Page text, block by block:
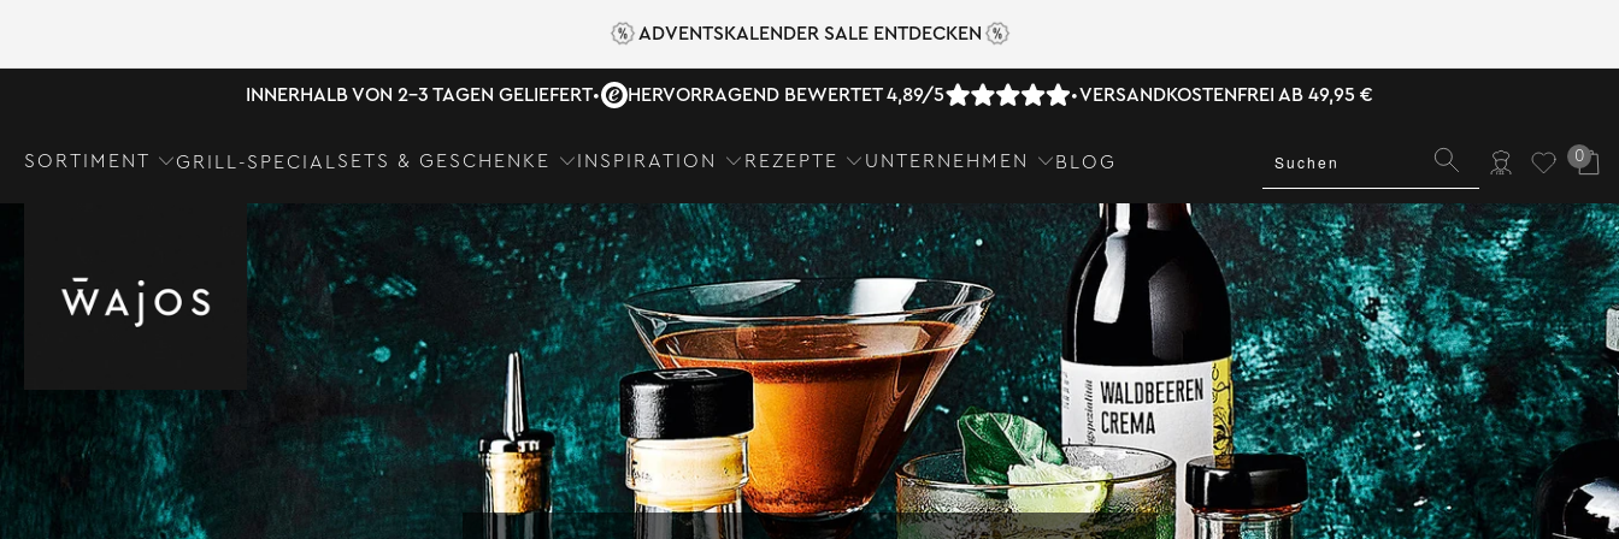
ADVENTSKALENDER SALE ENTDECKEN
INNERHALB VON 2-3 TAGEN GELIEFERT• HERVORRAGEND BEWERTET 4,89/5 •VERSANDKOSTENFREI AB 49,95 €
SORTIMENT GRILL-SPECIAL SETS & GESCHENKE INSPIRATION REZEPTE UNTERNEHMEN BLOG 0